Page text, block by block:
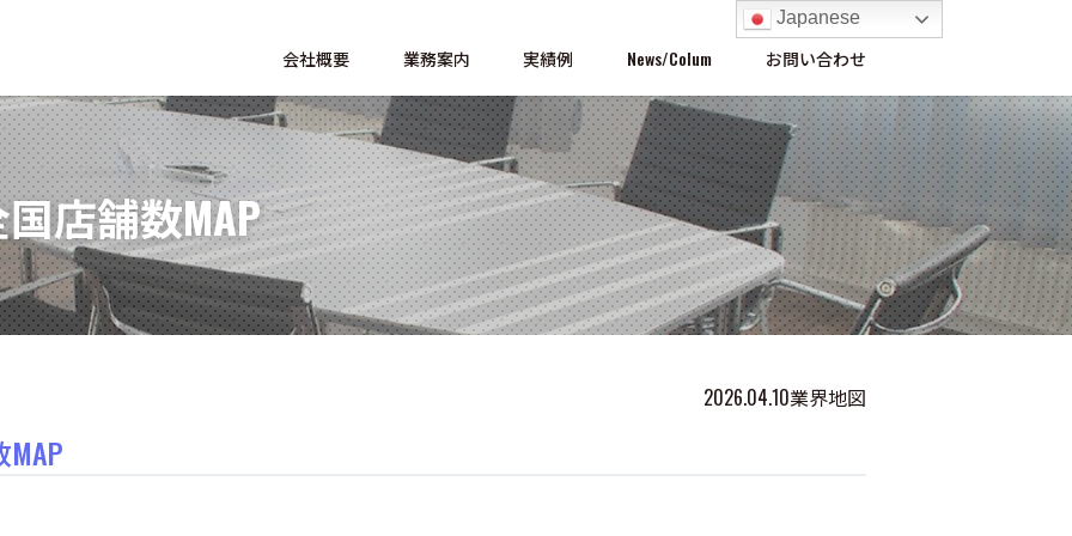
会社概要 業務案内 実績例 News/Colum お問い合わせ
店舗数MAP
2026.04.10業界地図
Japanese